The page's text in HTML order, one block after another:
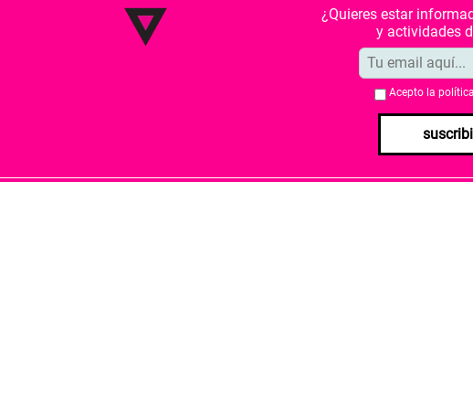
¿Quieres estar
y actividades
Acepto la